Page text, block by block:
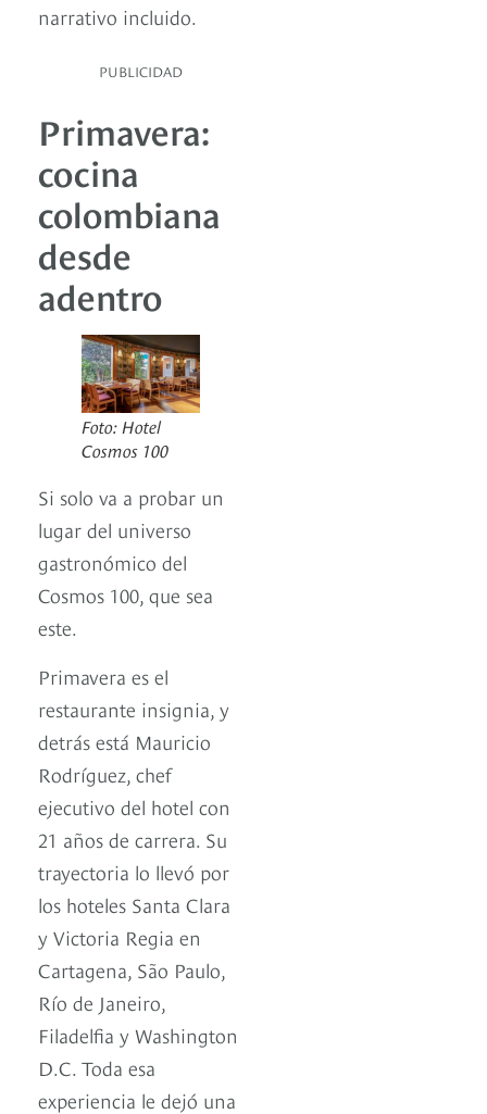
narrativo incluido.
PUBLICIDAD
Primavera:
cocina
colombiana
desde
adentro
Foto: Hotel
Cosmos 100
Si solo va a probar un
lugar del universo
gastronómico del
Cosmos 100, que sea
este.
Primavera es el
restaurante insignia, y
detrás está Mauricio
Rodríguez, chef
ejecutivo del hotel con
21 años de carrera. Su
trayectoria lo llevó por
los hoteles Santa Clara
y Victoria Regia en
Cartagena, São Paulo,
Río de Janeiro,
Filadelfia y Washington
D.C. Toda esa
experiencia le dejó una